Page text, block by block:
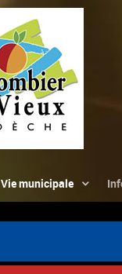
Vie municipale